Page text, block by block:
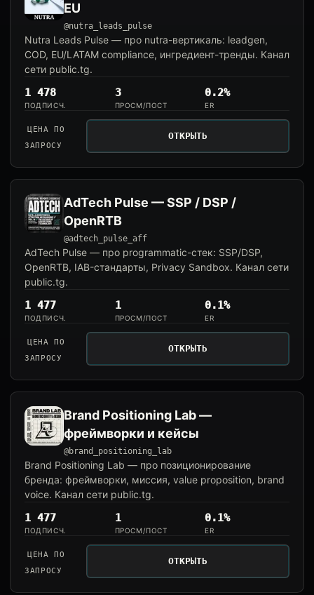
EU
@nutra_leads_pulse
Nutra Leads Pulse — про nutra-вертикаль: leadgen,
COD, EU/LATAM compliance, ингредиент-тренды. Канал
сети public.tg.
1 478
ПОДПИСЧ.
3
ПРОСМ/ПОСТ
0.2%
ER
ЦЕНА ПО
ЗАПРОСУ
ОТКРЫТЬ
AdTech Pulse — SSP / DSP /
OpenRTB
@adtech_pulse_aff
AdTech Pulse — про programmatic-стек: SSP/DSP,
OpenRTB, IAB-стандарты, Privacy Sandbox. Канал сети
public.tg.
1 477
ПОДПИСЧ.
1
ПРОСМ/ПОСТ
0.1%
ER
ЦЕНА ПО
ЗАПРОСУ
ОТКРЫТЬ
Brand Positioning Lab —
фреймворки и кейсы
@brand_positioning_lab
Brand Positioning Lab — про позиционирование
бренда: фреймворки, миссия, value proposition, brand
voice. Канал сети public.tg.
1 477
ПОДПИСЧ.
1
ПРОСМ/ПОСТ
0.1%
ER
ЦЕНА ПО
ЗАПРОСУ
ОТКРЫТЬ